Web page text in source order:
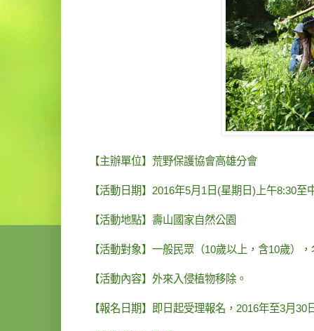
【主辦單位】荒野保護協會高雄分會
【活動日期】2016年5月1日(星期日)上午8:30至
【活動地點】壽山國家自然公園
【活動對象】一般民眾（10歲以上，含10歲）
【活動內容】外來入侵植物移除。
【報名日期】即日起受理報名，2016年至3月